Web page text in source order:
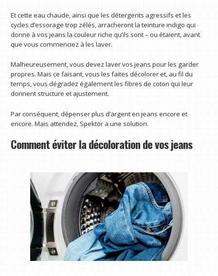
Et cette eau chaude, ainsi que les détergents agressifs et les
cycles d’essorage trop zélés, arracheront la teinture indigo qui
donne à vos jeans la couleur riche qu’ils sont – ou étaient, avant
que vous commenciez à les laver.
Malheureusement, vous devez laver vos jeans pour les garder
propres. Mais ce faisant, vous les faites décolorer et, au fil du
temps, vous dégradez également les fibres de coton qui leur
donnent structure et ajustement.
Par conséquent, dépenser plus d’argent en jeans encore et
encore. Mais attendez, Spektor a une solution.
Comment éviter la décoloration de vos jeans